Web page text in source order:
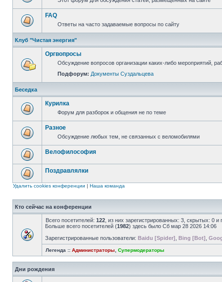
FAQ
Ответы на часто задаваемые вопросы по сайту
Клуб "Чистая энергия"
Оргвопросы
Обсуждение вопросов организации каких-либо мероприятий,
Подфорум: Документы Суздальцева
Беседка
Курилка
Форум для разборок и общения не по теме
Разное
Обсуждение любых тем, не связанных с веломобилями
Велофилософия
Поздравлялки
Удалить cookies конференции | Наша команда
Кто сейчас на конференции
Всего посетителей: 122 , из них зарегистрированных: 3, скрытых: 0
Больше всего посетителей (1982) здесь было Сб мар 28 2026 14:06
Зарегистрированные пользователи: Baidu [Spider] Bing [Bot]
Легенда :: Администраторы Супермодераторы
Дни рождения